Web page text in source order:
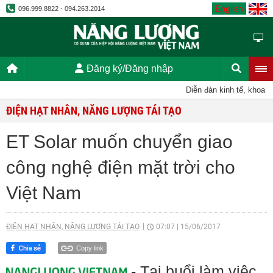
096.999.8822 - 094.263.2014 English
Đăng ký/Đăng nhập
Diễn đàn kinh tế, khoa
ĐIỆN HẠT NHÂN, NĂNG LƯỢNG TÁI TẠO
ET Solar muốn chuyển giao
công nghệ điện mặt trời cho
Việt Nam
ĐIỆN HẠT NHÂN, NĂNG LƯỢNG TÁI TẠO 07:07 15/06/2017
Copy link